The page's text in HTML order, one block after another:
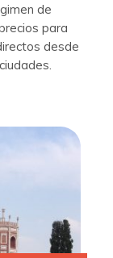
de
para
desde